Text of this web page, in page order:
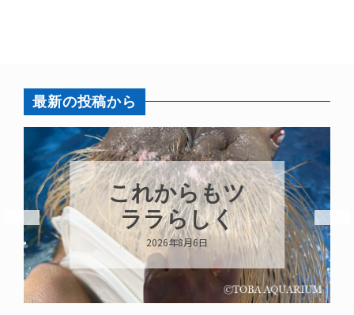
最新の投稿から
これからもツ
ララらしく
2026年8月6日